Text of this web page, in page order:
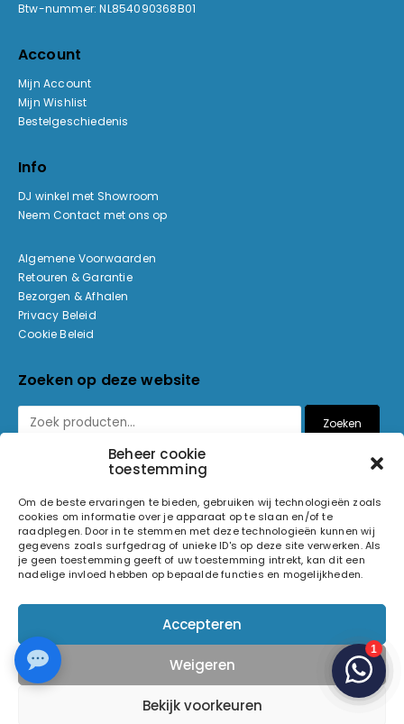
Beheer cookie
toestemming
Om de beste ervaringen te bieden, gebruiken wij technologieën zoals
cookies om informatie over je apparaat op te slaan en/of te
raadplegen. Door in te stemmen met deze technologieën kunnen wij
gegevens zoals surfgedrag of unieke ID's op deze site verwerken. Als
je geen toestemming geeft of uw toestemming intrekt, kan dit een
nadelige invloed hebben op bepaalde functies en mogelijkheden.
Accepteren
Weigeren
Bekijk voorkeuren
Btw-nummer: NL854090368B01
Account
Mijn Account
Mijn Wishlist
Bestelgeschiedenis
Info
DJ winkel met Showroom
Neem Contact met ons op
Algemene Voorwaarden
Retouren & Garantie
Bezorgen & Afhalen
Privacy Beleid
Cookie Beleid
Zoeken op deze website
Zoeken
© 2026 Light and Sound Factory. Alle rechten voorbehouden.
Volg ons op